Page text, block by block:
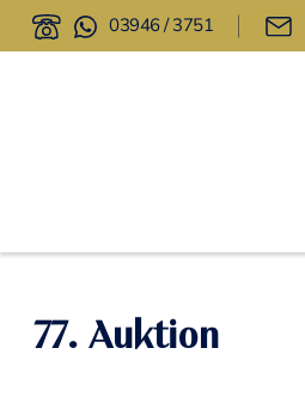
03946 / 3751
77. Auktion